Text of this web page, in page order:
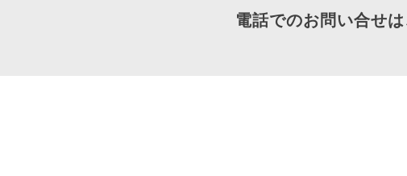
電話でのお問い合せ